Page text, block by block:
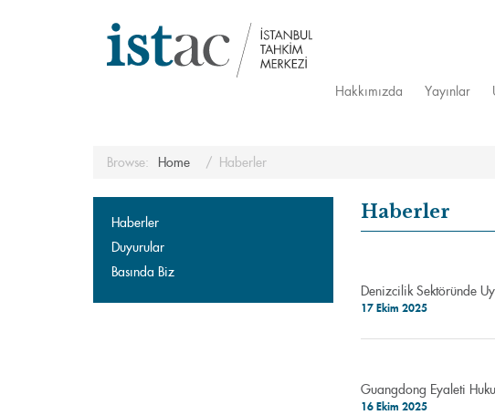
Hakkımızda Yayınlar
Browse: Home Haberler
Haberler
Duyurular
Basında Biz
Haberler
Denizcilik Sektöründe
17 Ekim 2025
Guangdong Eyaleti
16 Ekim 2025